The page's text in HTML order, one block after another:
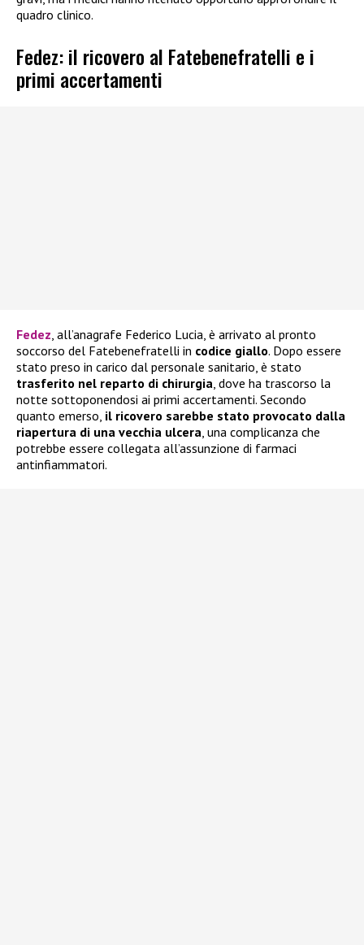
quadro clinico.
Fedez: il ricovero al Fatebenefratelli e i
primi accertamenti
Fedez , all’anagrafe Federico Lucia, è arrivato al pronto
soccorso del Fatebenefratelli in codice giallo. Dopo essere
stato preso in carico dal personale sanitario, è stato
trasferito nel reparto di chirurgia , dove ha trascorso la
notte sottoponendosi ai primi accertamenti. Secondo
quanto emerso, il ricovero sarebbe stato provocato dalla
riapertura di una vecchia ulcera , una complicanza che
potrebbe essere collegata all’assunzione di farmaci
antinfiammatori.